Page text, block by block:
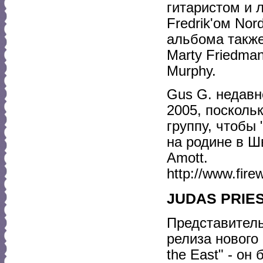
гитаристом
Fredrik'ом
альбома
Marty
Murphy.
Gus G.
2005,
группу, чтобы
на родине в
Amott.
http://
JUDAS
релиза
the East" - он